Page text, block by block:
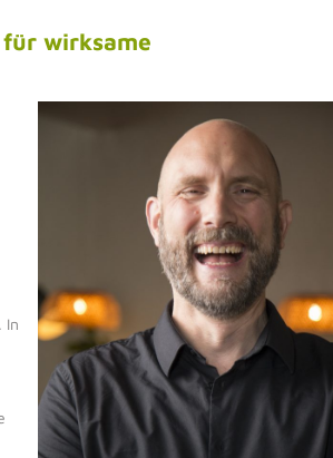
wirksame
In